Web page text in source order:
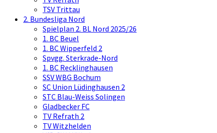
TSV Trittau
2. Bundesliga Nord
Spielplan 2. BL Nord 2025/26
1. BC Beuel
1. BC Wipperfeld 2
Spvgg. Sterkrade-Nord
1. BC Recklinghausen
SSV WBG Bochum
SC Union Lüdinghausen 2
STC Blau-Weiss Solingen
Gladbecker FC
TV Refrath 2
TV Witzhelden